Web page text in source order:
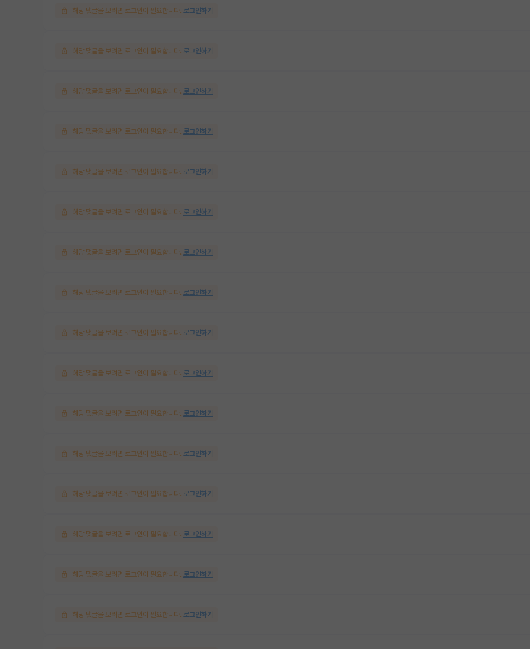
해당 댓글을 보려면 로그인이 필요합니다. 로그인하기
해당 댓글을 보려면 로그인이 필요합니다. 로그인하기
해당 댓글을 보려면 로그인이 필요합니다. 로그인하기
해당 댓글을 보려면 로그인이 필요합니다. 로그인하기
해당 댓글을 보려면 로그인이 필요합니다. 로그인하기
해당 댓글을 보려면 로그인이 필요합니다. 로그인하기
해당 댓글을 보려면 로그인이 필요합니다. 로그인하기
해당 댓글을 보려면 로그인이 필요합니다. 로그인하기
해당 댓글을 보려면 로그인이 필요합니다. 로그인하기
해당 댓글을 보려면 로그인이 필요합니다. 로그인하기
해당 댓글을 보려면 로그인이 필요합니다. 로그인하기
해당 댓글을 보려면 로그인이 필요합니다. 로그인하기
해당 댓글을 보려면 로그인이 필요합니다. 로그인하기
해당 댓글을 보려면 로그인이 필요합니다. 로그인하기
해당 댓글을 보려면 로그인이 필요합니다. 로그인하기
해당 댓글을 보려면 로그인이 필요합니다. 로그인하기